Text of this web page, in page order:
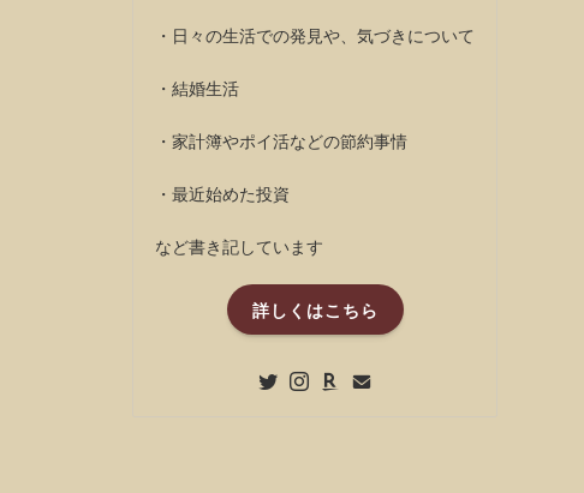
・日々の生活での発見や、気づきについて
・結婚生活
・家計簿やポイ活などの節約事情
・最近始めた投資
など書き記しています
詳しくはこちら